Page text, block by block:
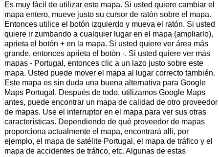
Es muy fácil de utilizar este mapa. Si usted quiere cambiar el
mapa entero, mueve justo su cursor de ratón sobre el mapa.
Entonces utilice el botón izquierdo y mueva el ratón. Si usted
quiere ir zumbando a cualquier lugar en el mapa (ampliarlo),
aprieta el botón + en la mapa. Si usted quiere ver área más
grande, entonces aprieta el botón -. Si usted quiere ver más
mapas - Portugal, entonces clic a un lazo justo sobre este
mapa. Usted puede mover el mapa al lugar correcto también.
Este mapa es sin duda una buena alternativa para Google
Maps Portugal. Después de todo, utilizamos Google Maps
antes, puede encontrar un mapa de calidad de otro proveedor
de mapas. Use el interruptor en el mapa para ver sus otras
características. Dependiendo de qué proveedor de mapas
proporciona actualmente el mapa, encontrará allí, por
ejemplo, el mapa de satélite Portugal, el mapa de tráfico y el
mapa de accidentes de tráfico, etc. Algunas de estas